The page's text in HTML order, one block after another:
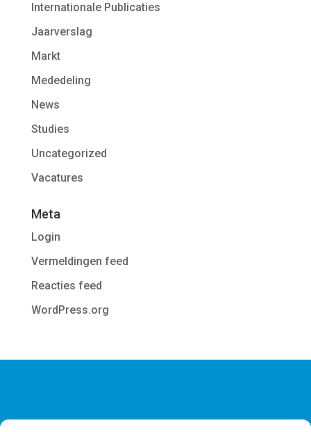
Internationale Publicaties
Jaarverslag
Markt
Mededeling
News
Studies
Uncategorized
Vacatures
Meta
Login
Vermeldingen feed
Reacties feed
WordPress.org